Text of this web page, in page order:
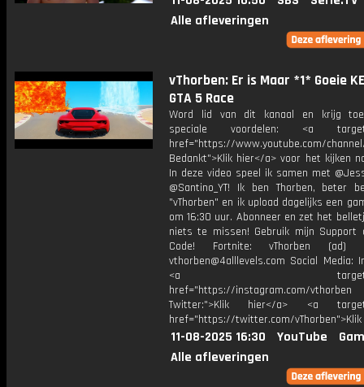
Alle afleveringen
vThorben: Er is Maar *1* Goeie
GTA 5 Race
Word lid van dit kanaal en krijg
speciale voordelen: <a
href="https://www.youtube.com/channel/
Bedankt">Klik hier</a> voor het kijken
In deze video speel ik samen met
@Santino_YT! Ik ben Thorben, beter
"vThorben" en ik upload dagelijks een
om 16:30 uur. Abonneer en zet het
niets te missen! Gebruik mijn Support
Code! Fortnite: vThorben (ad)
vthorben@4alllevels.com Social Media:
<a
href="https://instagram.com/vthorben
Twitter:">Klik hier</a> <a
href="https://twitter.com/
11-08-2025 16:30 YouTube
Alle afleveringen